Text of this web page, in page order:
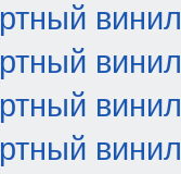
винил
винил
винил
винил